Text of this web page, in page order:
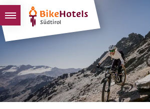
HOTELS & PAKETE
TOUREN & REVIERE
SÜDTIROL & WIR